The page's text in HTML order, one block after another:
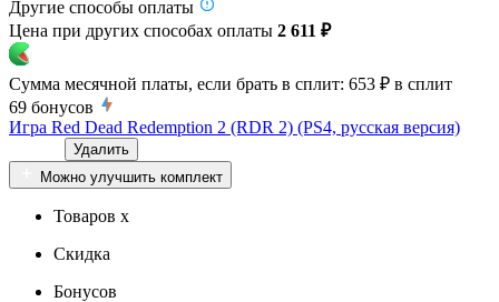
Другие способы оплаты
Цена при других способах оплаты 2 611 ₽
Сумма месячной платы, если брать в сплит: 653 ₽ в сплит
69 бонусов
Игра Red Dead Redemption 2 (RDR 2) (PS4, русская версия)
Удалить
Можно улучшить комплект
Товаров x
Скидка
Бонусов